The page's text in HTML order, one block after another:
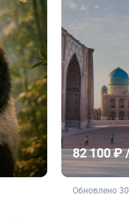
82 100 ₽
не
Обновлено